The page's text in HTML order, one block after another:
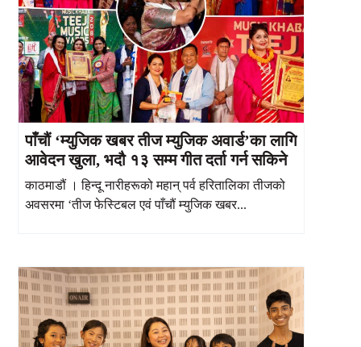
पाँचौं ‘म्युजिक खबर तीज म्युजिक अवार्ड’का लागि
आवेदन खुला, भदौ १३ सम्म गीत दर्ता गर्न सकिने
काठमाडौं । हिन्दू नारीहरूको महान् पर्व हरितालिका तीजको
अवसरमा ‘तीज फेस्टिबल एवं पाँचौं म्युजिक खबर...